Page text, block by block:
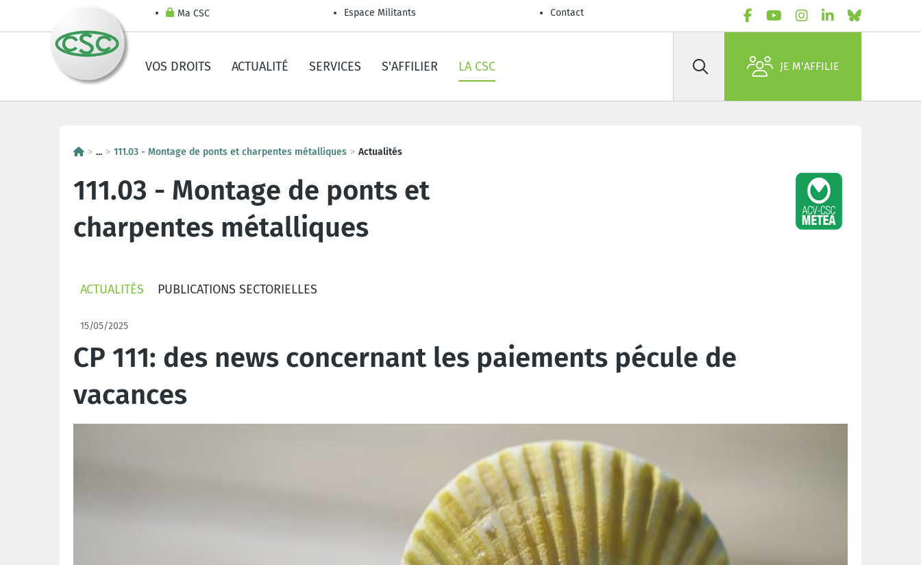
Ma CSC Espace Militants Contact
VOS DROITS ACTUALITÉ SERVICES S'AFFILIER LA CSC Rechercher JE M'AFFILIE
... 111.03 - Montage de ponts et charpentes métalliques Actualités
111.03 - Montage de ponts et
charpentes métalliques
ACTUALITÉS PUBLICATIONS SECTORIELLES
15/05/2025
CP 111: des news concernant les paiements pécule de
vacances